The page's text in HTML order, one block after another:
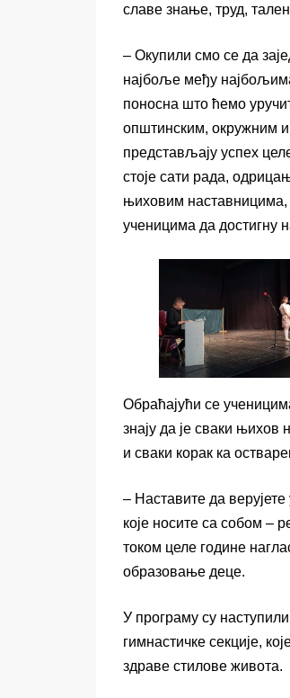
славе знање, труд,
– Окупили смо се да
најбоље међу
поносна што ћемо
општинским, окружним
представљају успех
стоје сати рада,
њиховим
ученицима да достигну
Обраћајући се
знају да је сваки
и сваки корак ка
– Наставите да
које носите са собом –
током целе године
образовање деце.
У програму су
гимнастичке секције,
здраве стилове живота.